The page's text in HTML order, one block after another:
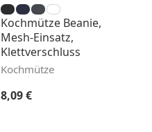
Kochmütze Beanie,
Mesh-Einsatz,
Klettverschluss
Kochmütze
Regulärer Preis:
8,09 €